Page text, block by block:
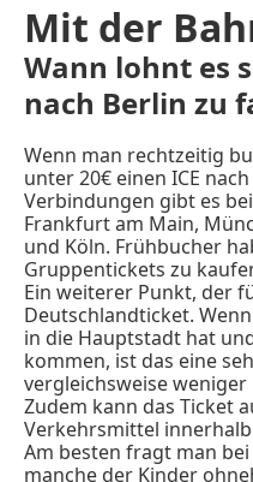
Mit der
Wann lohnt es
nach Berlin zu
Wenn man rechtzeitig
unter 20€ einen ICE
Verbindungen gibt es
Frankfurt am Main,
und Köln. Frühbucher
Gruppentickets zu
Ein weiterer Punkt, der
Deutschlandticket.
in die Hauptstadt hat
kommen, ist das eine
vergleichsweise weniger
Zudem kann das Ticket
Verkehrsmittel
Am besten fragt man
manche der Kinder